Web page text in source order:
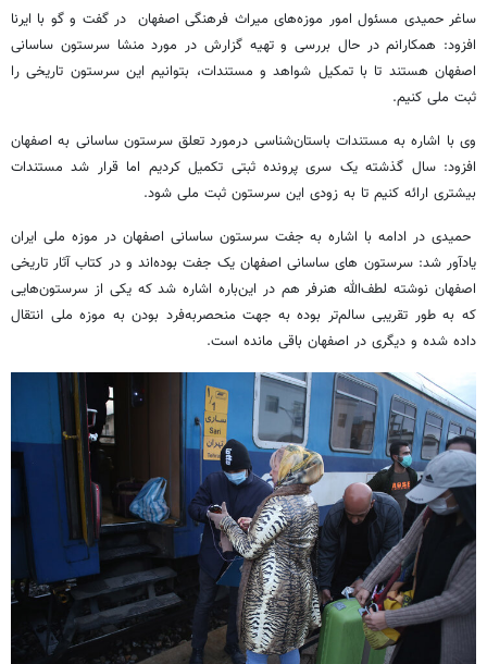
ساغر حمیدی مسئول امور موزه‌های میراث فرهنگی اصفهان در گفت و گو با ایرنا
افزود: همکارانم در حال بررسی و تهیه گزارش در مورد منشا سرستون ساسانی
اصفهان هستند تا با تمکیل شواهد و مستندات، بتوانیم این سرستون تاریخی را
ثبت ملی کنیم.
وی با اشاره به مستندات باستان‌شناسی درمورد تعلق سرستون ساسانی به اصفهان
افزود: سال گذشته یک سری پرونده ثبتی تکمیل کردیم اما قرار شد مستندات
بیشتری ارائه کنیم تا به زودی این سرستون ثبت ملی شود.
حمیدی در ادامه با اشاره به جفت سرستون ساسانی اصفهان در موزه ملی ایران
یادآور شد: سرستون های ساسانی اصفهان یک جفت بوده‌اند و در کتاب آثار تاریخی
اصفهان نوشته لطف‌الله هنرفر هم در این‌باره اشاره شد که یکی از سرستون‌هایی
که به طور تقریبی سالم‌تر بوده به جهت منحصربه‌فرد بودن به موزه ملی انتقال
داده شده و دیگری در اصفهان باقی مانده است.